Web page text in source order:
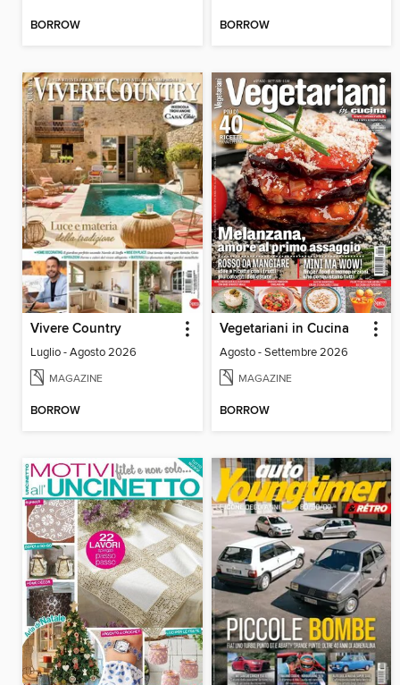
BORROW BORROW
Vivere Country
Luglio - Agosto 2026
MAGAZINE
BORROW
Vegetariani in Cucina
Agosto - Settembre 2026
MAGAZINE
BORROW